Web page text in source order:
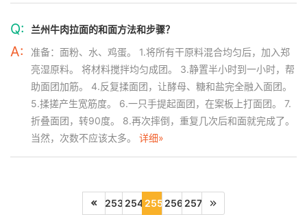
Q: 兰州牛肉拉面的和面方法和步骤？
A:
准备：面粉、水、鸡蛋。 1.将所有干原料混合均匀后，加入郑
亮湿原料。 将材料搅拌均匀成团。 3.静置半小时到一小时，帮
助面团加筋。 4.反复揉面团，让酵母、糖和盐完全融入面团。
5.揉搓产生宽筋度。 6.一只手提起面团，在案板上打面团。 7.
折叠面团，转90度。 8.再次摔倒，重复几次后和面就完成了。
当然，次数不应该太多。 详细»
253 254 255 256 257